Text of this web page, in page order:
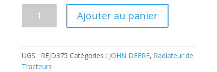
DEERE
7200
Ajouter au panier
UGS : REJD375 Catégories : JOHN DEERE, Radiateur de
Tracteurs